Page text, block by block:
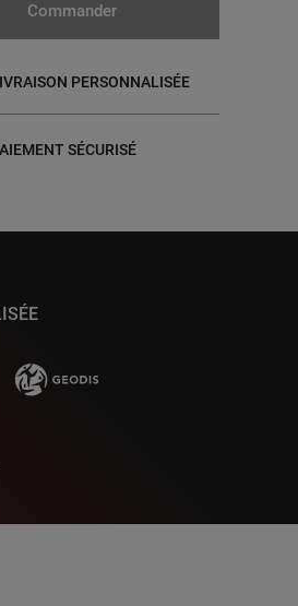
Commander
PERSONNALISÉE
SÉCURISÉ